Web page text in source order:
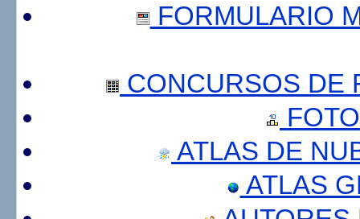
FORMULARIO
CONCURSOS DE
ATLAS DE
ATLAS